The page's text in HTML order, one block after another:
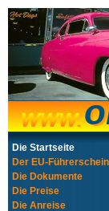
Die Startseite
Der EU-Führerschein
Die Dokumente
Die Preise
Die Anreise